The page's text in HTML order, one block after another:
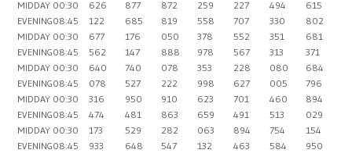
MIDDAY 00:30 626 877 872 259 227 494
615
EVENING08:45 122 685 819 558 707 330
802
MIDDAY 00:30 677 176 050 378 552 351
681
EVENING08:45 562 147 888 978 567 313
371
MIDDAY 00:30 640 740 078 353 228 080
684
EVENING08:45 078 527 222 998 627 005
796
MIDDAY 00:30 316 950 910 623 701 460
894
EVENING08:45 474 481 863 659 491 513
029
MIDDAY 00:30 173 529 282 063 894 754
154
EVENING08:45 933 648 547 132 463 584
950